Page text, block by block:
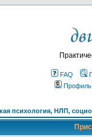
FAQ
Профиль
психология, НЛП,